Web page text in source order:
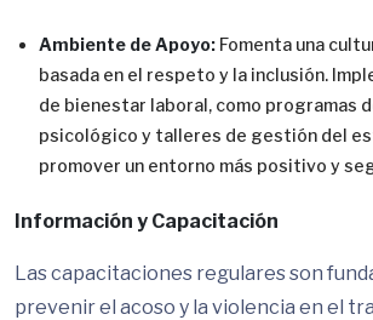
Ambiente de Apoyo: Fomenta una
basada en el respeto y la inclusión.
de bienestar laboral, como programas
psicológico y talleres de gestión del
promover un entorno más positivo y
Información y Capacitación
Las capacitaciones regulares son
prevenir el acoso y la violencia en el